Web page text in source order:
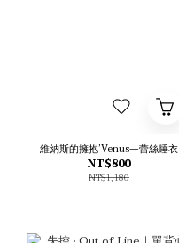
維納斯的擁抱’Venus—蕾絲睡衣
NT$800
NT$1,180